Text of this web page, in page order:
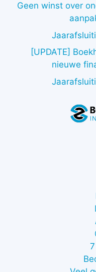
Geen winst over
[UPDATE]
nieuwe